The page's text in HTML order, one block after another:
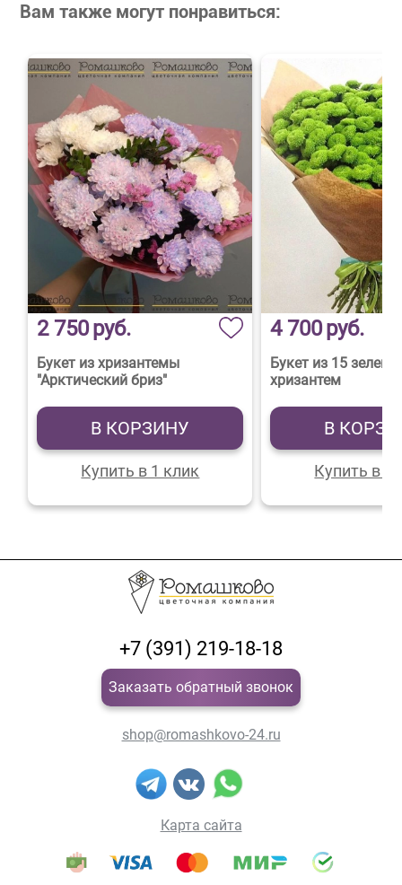
Вам также могут понравиться:
2 750руб.
Букет из хризантемы
"Арктический бриз"
В КОРЗИНУ
Купить в 1 клик
4 700руб.
Букет из 15
хризантем
В
Купить в 1
+7 (391) 219-18-18
Заказать обратный звонок
shop@romashkovo-24.ru
Карта сайта